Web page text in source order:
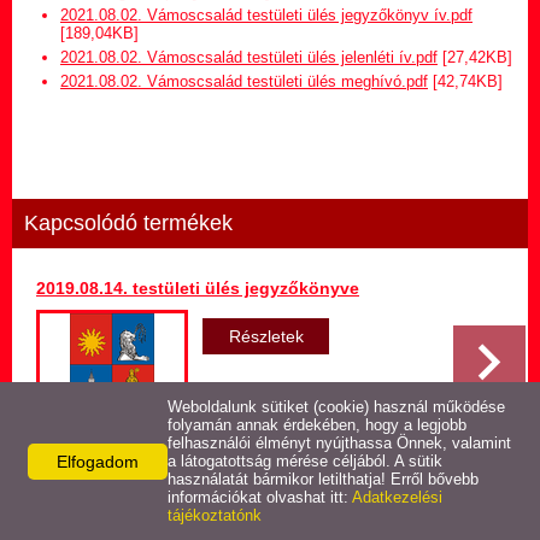
Hirdetmény termőföld
bérletére
Települési Arculati
Képviselő-testületi ülések
Egészségügyi ellátás
Egyéb szolgáltatások
Látnivalók
2021.08.02. Vámoscsalád testületi ülés jegyzőkönyv ív.pdf
[189,04KB]
2021.08.02. Vámoscsalád testületi ülés jelenléti ív.pdf [27,42KB]
2021.08.02. Vámoscsalád testületi ülés meghívó.pdf [42,74KB]
Kapcsolódó termékek
2019.08.14. testületi ülés jegyzőkönyve
Részletek
Vissza az előző oldalra!
Elfogadom
Weboldalunk sütiket (cookie) használ működése
folyamán annak érdekében, hogy a legjobb
felhasználói élményt nyújthassa Önnek, valamint
a látogatottság mérése céljából. A sütik
használatát bármikor letilthatja! Erről bővebb
információkat olvashat itt: Adatkezelési
tájékoztatónk